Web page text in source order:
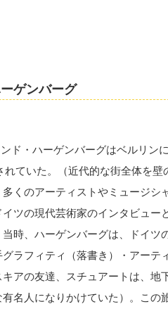
ゲンバーグ
ド・ハーゲンバーグはベルリン
れていた。（近代的な街全体を
くのアーティストやミュージ
ツの現代芸術家のインタビュ
時、ハーゲンバーグは、ドイ
ラフィティ（落書き）・アー
アの友達、スチュアートは、
名人になりかけていた）。こ